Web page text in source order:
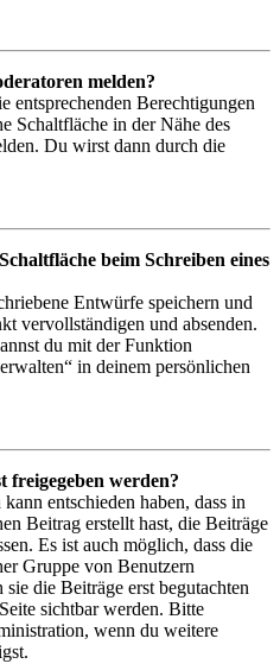
melden?
entsprechenden Berechtigungen
Schaltfläche in der Nähe des
Du wirst dann durch die
beim Schreiben eines
Entwürfe speichern und
vervollständigen und absenden.
du mit der Funktion
in deinem persönlichen
freigegeben werden?
entschieden haben, dass in
Beitrag erstellt hast, die Beiträge
Es ist auch möglich, dass die
Gruppe von Benutzern
die Beiträge erst begutachten
sichtbar werden. Bitte
wenn du weitere